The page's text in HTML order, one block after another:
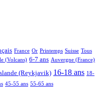
France Or Printemps Suisse Tous
(Volcans) 6-7 ans Auvergne (France)
(Reykjavik) 16-18 ans 18-
45-55 ans 55-65 ans